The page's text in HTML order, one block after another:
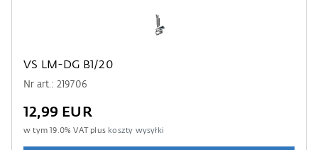
VS LM-DG B1/20
Nr art.: 219706
12,99 EUR
w tym19.0% VAT plus koszty wysyłki